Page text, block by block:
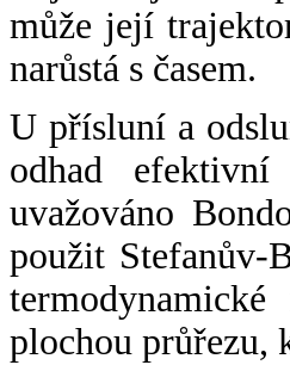
může její
narůstá s časem.
U přísluní a
odhad
uvažováno
použit Stefanův-
plochou průřezu,